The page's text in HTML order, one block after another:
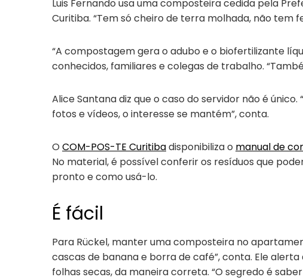
Luis Fernando usa uma composteira cedida pela
Curitiba. “Tem só cheiro de terra molhada, não tem
“A compostagem gera o adubo e o biofertilizante
conhecidos, familiares e colegas de trabalho.
Alice Santana diz que o caso do servidor não é
fotos e vídeos, o interesse se mantém”, conta.
O COM-POS-TE Curitibadisponibiliza o manual de
No material, é possível conferir os resíduos que
pronto e como usá-lo.
É fácil
Para Rückel, manter uma composteira no
cascas de banana e borra de café”, conta. Ele
folhas secas, da maneira correta. “O segredo é